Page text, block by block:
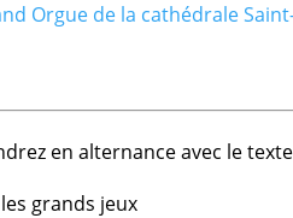
Orgue de la cathédrale
en alternance avec le
grands jeux